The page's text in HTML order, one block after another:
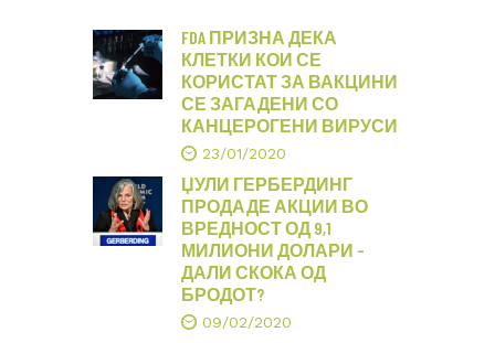
FDA ПРИЗНА ДЕКА
КЛЕТКИ КОИ СЕ
КОРИСТАТ ЗА ВАКЦИНИ
СЕ ЗАГАДЕНИ СО
КАНЦЕРОГЕНИ ВИРУСИ
23/01/2020
ЏУЛИ ГЕРБЕРДИНГ
ПРОДАДЕ АКЦИИ ВО
ВРЕДНОСТ ОД 9,1
МИЛИОНИ ДОЛАРИ –
ДАЛИ СКОКА ОД
БРОДОТ?
09/02/2020